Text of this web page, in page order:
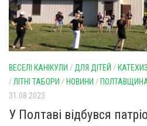
ВЕСЕЛІ КАНІКУЛИ / ДЛЯ ДІТЕЙ /
/ЛІТНІ ТАБОРИ / НОВИНИ /
31.08.2023
У Полтаві відбувся